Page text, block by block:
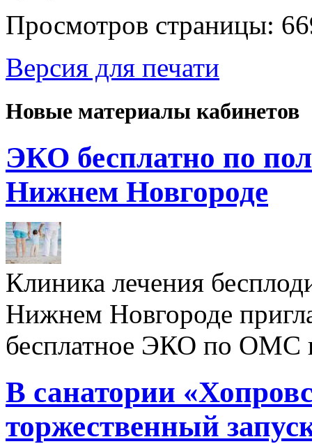
Просмотров страницы:
Версия для печати
Новые материалы кабинетов
ЭКО бесплатно по
Нижнем Новгороде
Клиника лечения
Нижнем Новгороде
бесплатное ЭКО по ОМС
В санатории
торжественный